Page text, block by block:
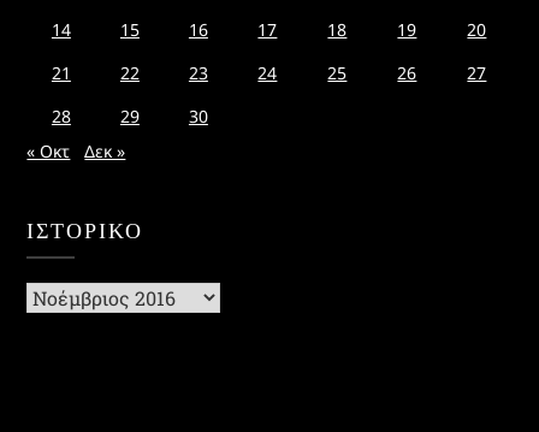
14
15 16 17 18 19
20
21
22 23 24 25 26
27
28
29
30
« Οκτ
Δεκ »
ΙΣΤΟΡΙΚΌ
Ιστορικό